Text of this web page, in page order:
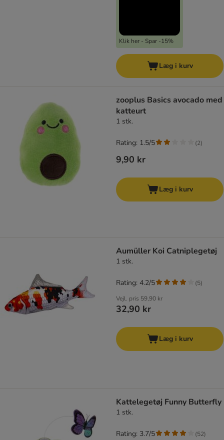
Klik her - Spar -15%
Læg i kurv
zooplus Basics avocado med
katteurt
1 stk.
9,90 kr
Rating: 1.5/5 (2)
Læg i kurv
Aumüller Koi Catniplegetøj
1 stk.
Vejl. pris 59,90 kr
32,90 kr
Rating: 4.2/5 (5)
Læg i kurv
Kattelegetøj Funny Butterfly
1 stk.
Rating: 3.7/5 (52)